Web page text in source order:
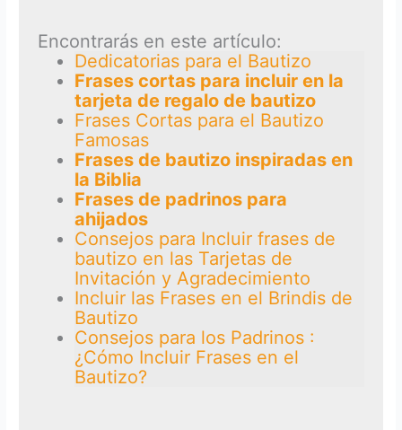
Encontrarás en este artículo:
Dedicatorias para el Bautizo
Frases cortas para incluir en la
tarjeta de regalo de bautizo
Frases Cortas para el Bautizo
Famosas
Frases de bautizo inspiradas en
la Biblia
Frases de padrinos para
ahijados
Consejos para Incluir frases de
bautizo en las Tarjetas de
Invitación y Agradecimiento
Incluir las Frases en el Brindis de
Bautizo
Consejos para los Padrinos :
¿Cómo Incluir Frases en el
Bautizo?